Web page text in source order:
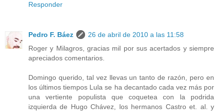
Responder
Pedro F. Báez
26 de abril de 2010 a las 11:58
Roger y Milagros, gracias mil por sus acertados y siempre
apreciados comentarios.
Domingo querido, tal vez llevas un tanto de razón, pero en
los últimos tiempos Lula se ha decantado cada vez más por
una vertiente populista que coquetea con la podrida
izquierda de Hugo Chávez, los hermanos Castro et. al. y